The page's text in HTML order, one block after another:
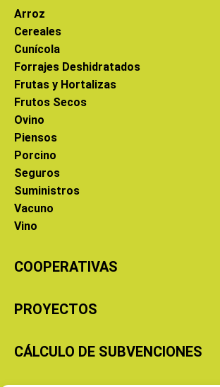
Arroz
Cereales
Cunícola
Forrajes Deshidratados
Frutas y Hortalizas
Frutos Secos
Ovino
Piensos
Porcino
Seguros
Suministros
Vacuno
Vino
COOPERATIVAS
PROYECTOS
CÁLCULO DE SUBVENCIONES